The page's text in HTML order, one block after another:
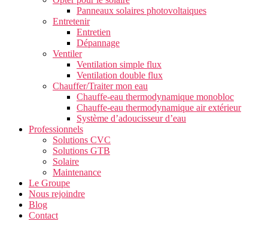
Panneaux solaires photovoltaiques
Entretenir
Entretien
Dépannage
Ventiler
Ventilation simple flux
Ventilation double flux
Chauffer/Traiter mon eau
Chauffe-eau thermodynamique monobloc
Chauffe-eau thermodynamique air extérieur
Système d’adoucisseur d’eau
Professionnels
Solutions CVC
Solutions GTB
Solaire
Maintenance
Le Groupe
Nous rejoindre
Blog
Contact